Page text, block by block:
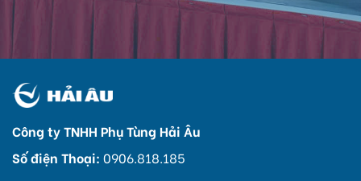
Công ty TNHH Phụ Tùng Hải Âu
Số điện Thoại: 0906.818.185